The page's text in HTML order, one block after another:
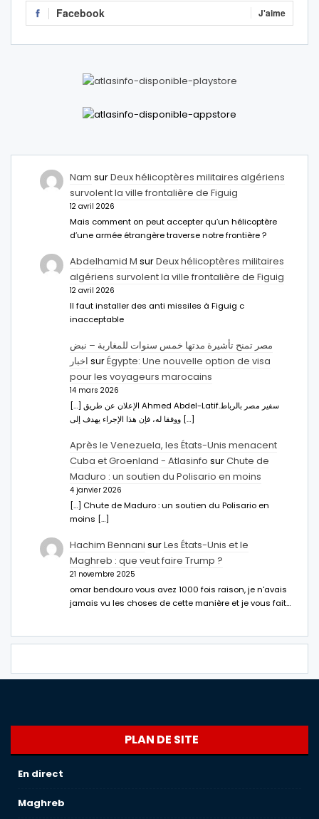
Facebook J'aime
Nam surDeux hélicoptères militaires algériens
survolent la ville frontalière de Figuig
12 avril 2026
Mais comment on peut accepter qu’un hélicoptère
d’une armée étrangère traverse notre frontière ?
Abdelhamid M surDeux hélicoptères militaires
algériens survolent la ville frontalière de Figuig
12 avril 2026
Il faut installer des anti missiles à Figuig c
inacceptable
مصر تمنح تأشيرة مدتها خمس سنوات للمغاربة – نبض
اخبار surÉgypte: Une nouvelle option de visa
pour les voyageurs marocains
14 mars 2026
[…] الإعلان عن طريق Ahmed Abdel-Latifسفير مصر بالرباط.
ووفقا له، فإن هذا الإجراء يهدف إلى […]
Après le Venezuela, les États-Unis menacent
Cuba et Groenland - Atlasinfo surChute de
Maduro : un soutien du Polisario en moins
4 janvier 2026
[…] Chute de Maduro : un soutien du Polisario en
moins […]
Hachim Bennani surLes États-Unis et le
Maghreb : que veut faire Trump ?
21 novembre 2025
omar bendouro vous avez 1000 fois raison, je n'avais
jamais vu les choses de cette manière et je vous fait…
PLAN DE SITE
En direct
Maghreb